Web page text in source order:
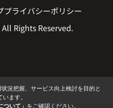
プライバシーポリシー
All Rights Reserved.
況把握、サービス向上検討を目的と
ます。
ついて」 をご確認ください。